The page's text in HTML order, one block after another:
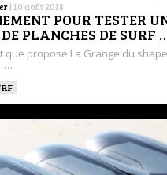
| 10 août 2018
POUR TESTER
PLANCHES DE SURF
que propose La Grange du
…